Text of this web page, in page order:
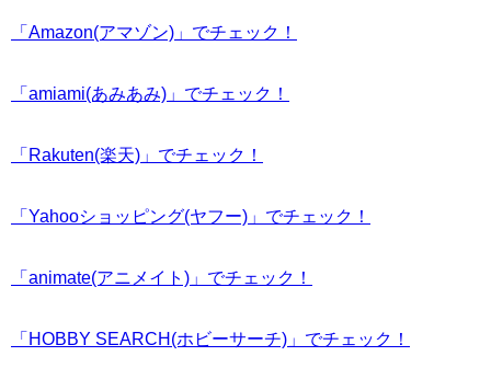
「Amazon(アマゾン)」でチェック！
「amiami(あみあみ)」でチェック！
「Rakuten(楽天)」でチェック！
「Yahooショッピング(ヤフー)」でチェック！
「animate(アニメイト)」でチェック！
「HOBBY SEARCH(ホビーサーチ)」でチェック！